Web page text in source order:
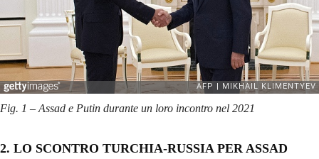
Fig. 1 – Assad e Putin durante un loro incontro nel 2021
2. LO SCONTRO TURCHIA-RUSSIA PER ASSAD